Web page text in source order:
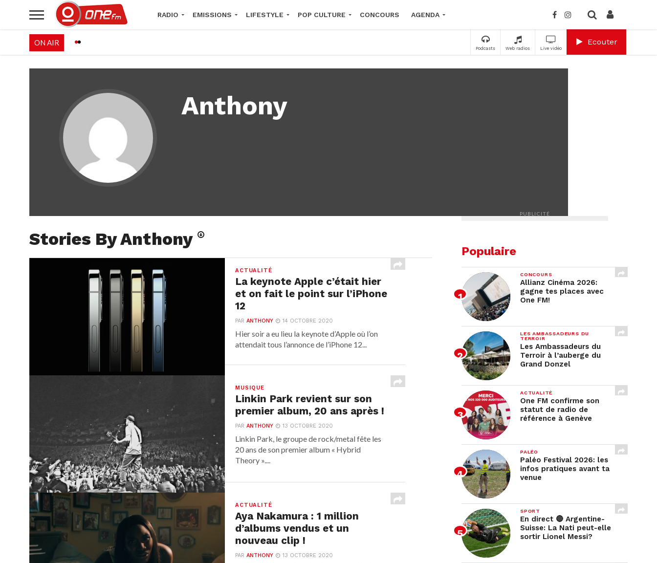
RADIO EMISSIONS LIFESTYLE POP CULTURE CONCOURS AGENDA
Podcasts Web radios Live vidéo
Ecouter
ON AIR
Anthony
Stories By Anthony
ACTUALITÉ
La keynote Apple c’était hier
et on fait le point sur l’iPhone
12
PARANTHONY 14 OCTOBRE 2020
Hier soir a eu lieu la keynote d’Apple où l’on
attendait tous l’annonce de l’iPhone 12...
MUSIQUE
Linkin Park revient sur son
premier album, 20 ans après !
PARANTHONY 13 OCTOBRE 2020
Linkin Park, le groupe de rock/metal fête les
20 ans de son premier album « Hybrid
Theory »....
ACTUALITÉ
Aya Nakamura : 1 million
d’albums vendus et un
nouveau clip !
PARANTHONY 13 OCTOBRE 2020
PUBLICITÉ
Populaire
CONCOURS
Allianz Cinéma 2026:
gagne tes places avec
One FM!
LES AMBASSADEURS DU
TERROIR
Les Ambassadeurs du
Terroir à l’auberge du
Grand Donzel
ACTUALITÉ
One FM confirme son
statut de radio de
référence à Genève
PALÉO
Paléo Festival 2026: les
infos pratiques avant ta
venue
SPORT
En direct 🔴 Argentine-
Suisse: La Nati peut-elle
sortir Lionel Messi?